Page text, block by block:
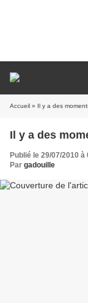
Accueil » Il y a des
Il y a des
Publié le 29/07/2010 à
Par gadouille